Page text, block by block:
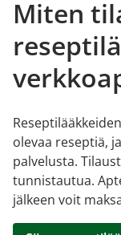
Miten
olevaa reseptiä,
palvelusta.
tunnistautua.
jälkeen voit